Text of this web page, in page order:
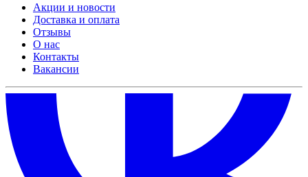
Акции и новости
Доставка и оплата
Отзывы
О нас
Контакты
Вакансии